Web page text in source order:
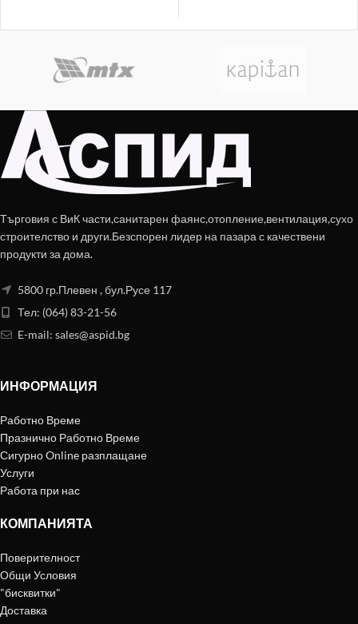
Търговия с ВиК части,санитарен фаянс,отопление,вентилация,сухо
строителство и други.Безспорен лидер на пазара с качествени
продукти за дома.
5800 гр.Плевен , бул.Русе 117
Тел: (064) 83-21-56
E-mail: sales@aspid.bg
ИНФОРМАЦИЯ
Работно Време
Празнично Работно Време
Сигурно Online разплащане
Услуги
Работа при нас
КОМПАНИЯТА
Поверителност
Общи Условия
"бисквитки"
Доставка